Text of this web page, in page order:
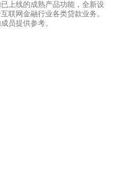
上线的成熟产品功能，全新设
联网金融行业各类贷款业务。
员提供参考。